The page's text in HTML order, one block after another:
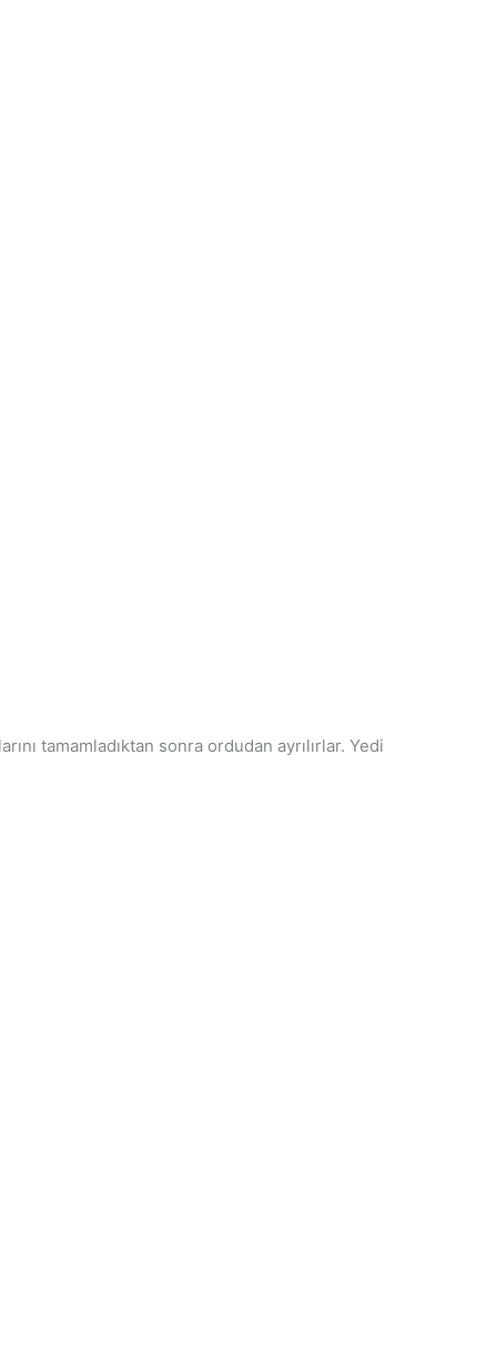
tamamladıktan sonra ordudan ayrılırlar. Yedi